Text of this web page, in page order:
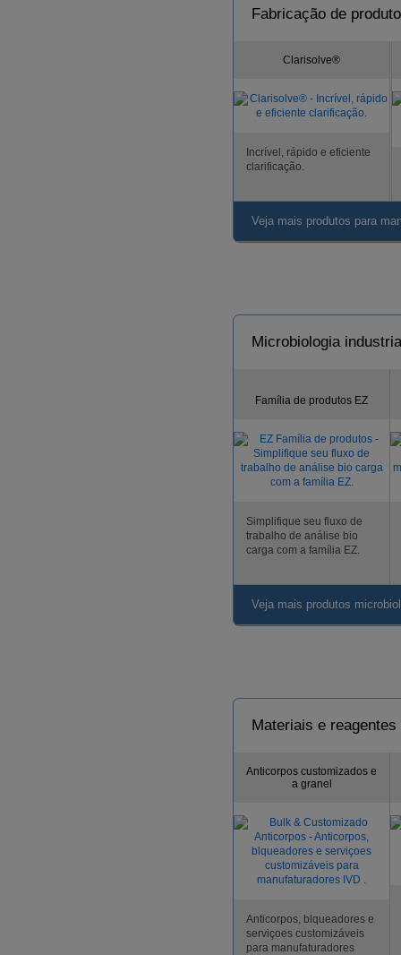
Fabricação de
Clarisolve®
Incrível, rápido e eficiente
clarificação.
Veja mais produtos para
Microbiologia
Família de produtos EZ
Simplifique seu fluxo de
trabalho de análise bio
carga com a família EZ.
Veja mais produtos
Materiais e
Anticorpos customizados e
a granel
Anticorpos, blqueadores e
serviçoes customizáveis
para manufaturadores